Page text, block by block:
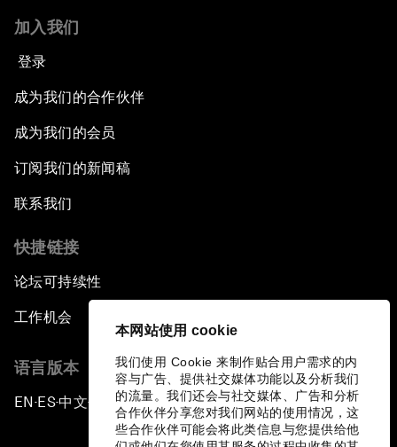
本网站使用 cookie
我们使用 Cookie 来制作贴合用户需求的内
容与广告、提供社交媒体功能以及分析我们
的流量。我们还会与社交媒体、广告和分析
合作伙伴分享您对我们网站的使用情况，这
些合作伙伴可能会将此类信息与您提供给他
加入我们
登录
成为我们的合作伙伴
成为我们的会员
订阅我们的新闻稿
联系我们
快捷链接
论坛可持续性
工作机会
语言版本
EN ▪ES▪中文▪ 日本語